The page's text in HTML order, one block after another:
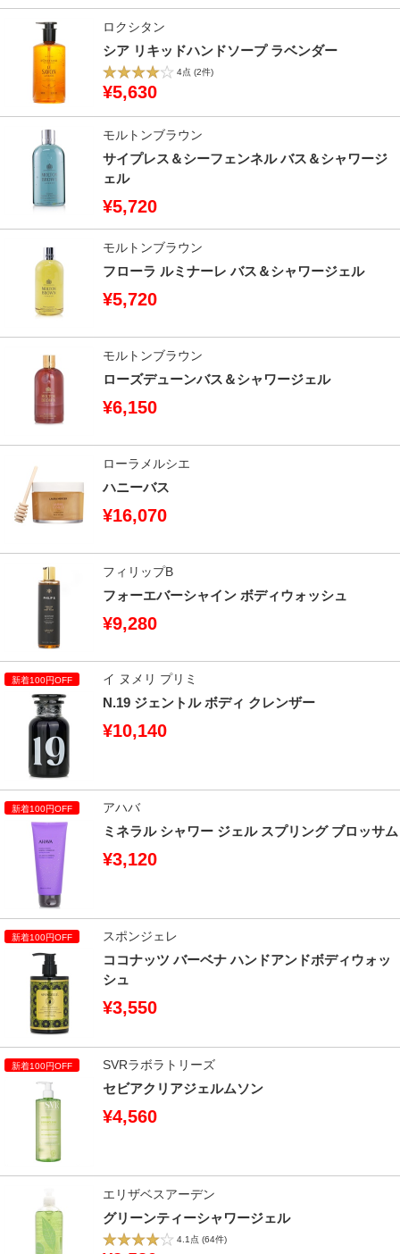
ロクシタン
シア リキッドハンドソープ ラベンダー
4点 (2件)
¥5,630
モルトンブラウン
サイプレス＆シーフェンネル バス＆シャワージ
ェル
¥5,720
モルトンブラウン
フローラ ルミナーレ バス＆シャワージェル
¥5,720
モルトンブラウン
ローズデューンバス＆シャワージェル
¥6,150
ローラメルシエ
ハニーバス
¥16,070
フィリップB
フォーエバーシャイン ボディウォッシュ
¥9,280
イ ヌメリ プリミ
N.19 ジェントル ボディ クレンザー
¥10,140
アハバ
ミネラル シャワー ジェル スプリング ブロッサム
¥3,120
スポンジェレ
ココナッツ バーベナ ハンドアンドボディウォッ
シュ
¥3,550
SVRラボラトリーズ
セビアクリアジェルムソン
¥4,560
エリザベスアーデン
グリーンティーシャワージェル
4.1点 (64件)